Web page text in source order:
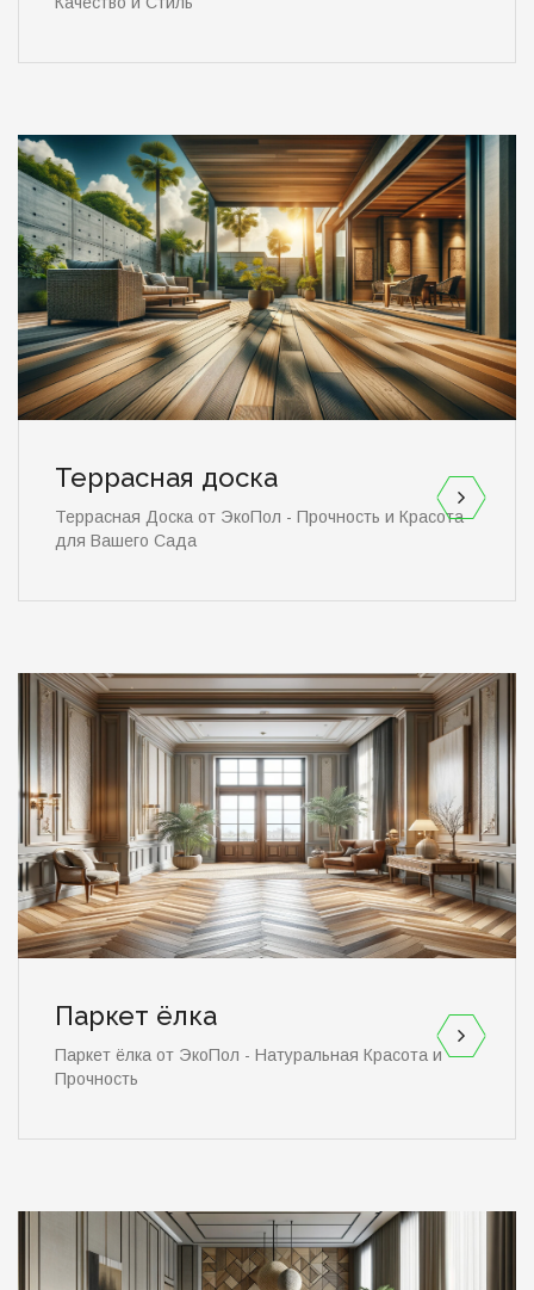
Террасная доска
Террасная Доска от ЭкоПол - Прочность и Красота
для Вашего Сада
Паркет ёлка
Паркет ёлка от ЭкоПол - Натуральная Красота и
Прочность